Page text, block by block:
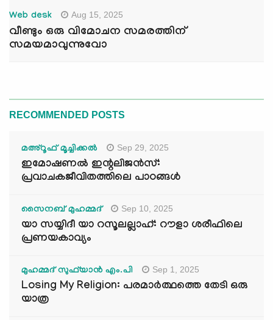
Web desk Aug 15, 2025
വീണ്ടും ഒരു വിമോചന സമരത്തിന്
സമയമാവുന്നുവോ
RECOMMENDED POSTS
മഅ്റൂഫ് മൂച്ചിക്കല്‍ Sep 29, 2025
ഇമോഷണൽ ഇന്റലിജൻസ്:
പ്രവാചകജീവിതത്തിലെ പാഠങ്ങൾ
സൈനബ് മുഹമ്മദ് Sep 10, 2025
യാ സയ്യിദീ യാ റസൂലല്ലാഹ്: റൗളാ ശരീഫിലെ
പ്രണയകാവ്യം
മുഹമ്മദ് സുഫ്‌യാൻ എം.പി Sep 1, 2025
Losing My Religion: പരമാർത്ഥത്തെ തേടി ഒരു
യാത്ര